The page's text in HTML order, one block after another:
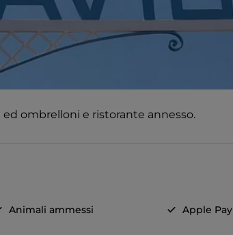
ombrelloni e ristorante annesso.
Animali ammessi Apple Pay